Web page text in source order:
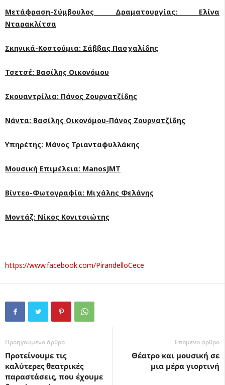
Μετάφραση-Σύμβουλος Δραματουργίας: Ελίνα
Νταρακλίτσα
Σκηνικά-Κοστούμια: Σάββας Πασχαλίδης
Τσετσέ: Βασίλης Οικονόμου
Σκουαντρίλια: Πάνος Ζουρνατζίδης
Νάντα: Βασίλης Οικονόμου-Πάνος Ζουρνατζίδης
Υπηρέτης: Μάνος Τριανταφυλλάκης
Μουσική Επιμέλεια: ManosJMT
Βίντεο-Φωτογραφία: Μιχάλης Φελάνης
Μοντάζ: Νίκος Κονιτσιώτης
https://www.facebook.com/PirandelloCece
Προηγούμενο άρθρο
Προτείνουμε τις
καλύτερες θεατρικές
παραστάσεις, που έχουμε
Επόμενο άρθρο
Θέατρο και μουσική σε
μια μέρα γιορτινή